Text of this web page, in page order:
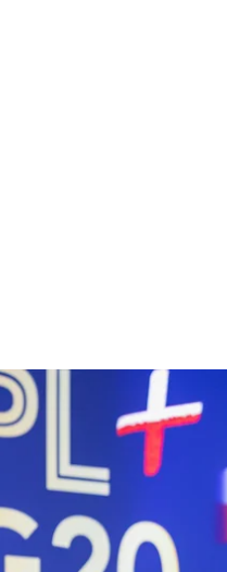
Марцін Пшидач
України у
надсилали